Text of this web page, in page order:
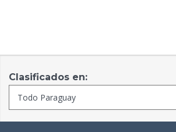
Clasificados en: